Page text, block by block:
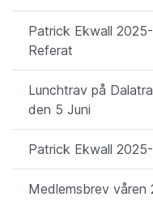
Patrick Ekwall
Referat
Lunchtrav på
den 5 Juni
Patrick Ekwall
Medlemsbrev våren